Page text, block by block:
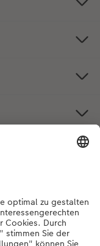
Sie uns gerne von
Sonntag von 10:00 –